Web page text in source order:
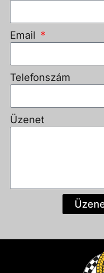
Email
Telefonszám
Üzenet